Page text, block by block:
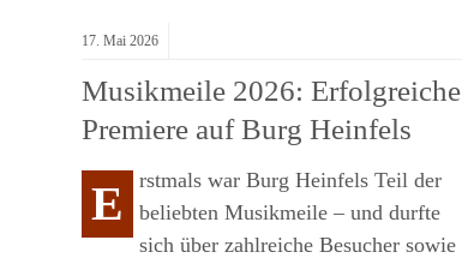
17. Mai 2026
Musikmeile 2026: Erfolgreiche
Premiere auf Burg Heinfels
E
rstmals war Burg Heinfels Teil der
beliebten Musikmeile – und durfte
sich über zahlreiche Besucher sowie